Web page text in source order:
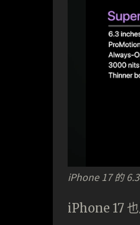
iPhone 17 的
iPhone 17